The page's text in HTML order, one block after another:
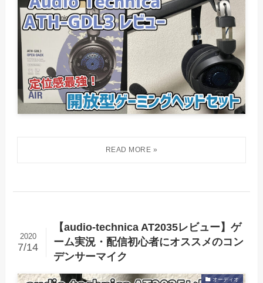
【audio-technica AT2035レビュー】ゲ
ーム実況・配信初心者にオススメのコン
デンサーマイク
2020
7/14
オーディオ